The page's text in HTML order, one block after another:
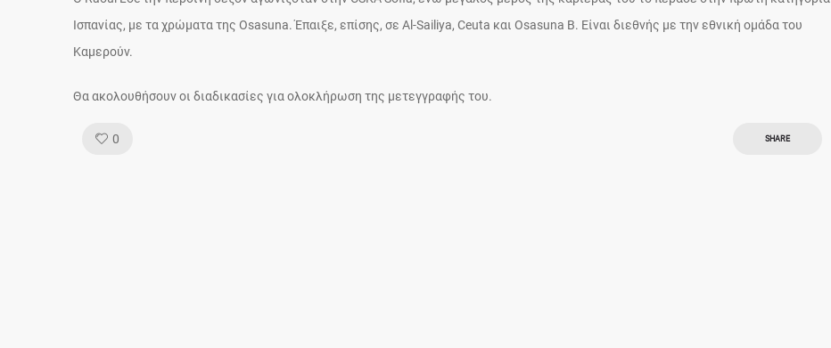
Ισπανίας, με τα χρώματα της Osasuna. Έπαιξε, επίσης, σε Al-Sailiya, Ceuta και Osasuna B. Είναι διεθνής με την εθνική ομάδα του
Καμερούν.
Θα ακολουθήσουν οι διαδικασίες για ολοκλήρωση της μετεγγραφής του.
0 SHARE